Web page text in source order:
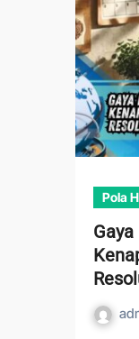
Pola